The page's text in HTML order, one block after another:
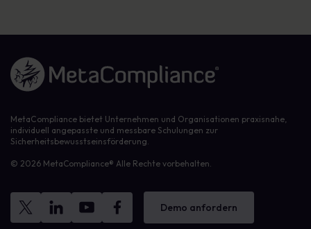
Link zur Homepage
MetaCompliance bietet Unternehmen und Organisationen praxisnahe,
individuell angepasste und messbare Schulungen zur
Sicherheitsbewusstseinsförderung.
© 2026 MetaCompliance® Alle Rechte vorbehalten.
Demo anfordern